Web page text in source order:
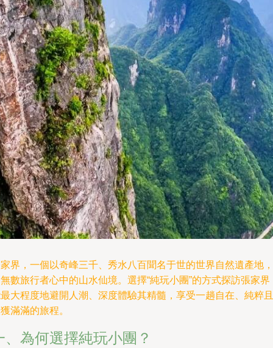
界，一個以奇峰三千、秀水八百聞名于世的世界自然遺產地，
數旅行者心中的山水仙境。選擇“純玩小團”的方式探訪張家界
大程度地避開人潮、深度體驗其精髓，享受一趟自在、純粹且
滿滿的旅程。
、為何選擇純玩小團？